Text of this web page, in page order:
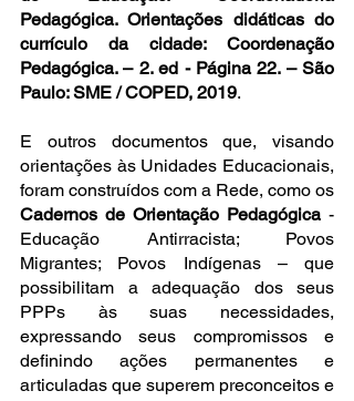
Pedagógica. Orientações didáticas do
currículo da cidade: Coordenação
Pedagógica. – 2. ed - Página 22. – São
Paulo: SME / COPED, 2019.
E outros documentos que, visando
orientações às Unidades Educacionais,
foram construídos com a Rede, como os
Cadernos de Orientação Pedagógica -
Educação Antirracista; Povos
Migrantes; Povos Indígenas – que
possibilitam a adequação dos seus
PPPs às suas necessidades,
expressando seus compromissos e
definindo ações permanentes e
articuladas que superem preconceitos e